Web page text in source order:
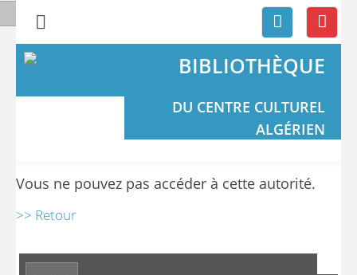
BIBLIOTHÈQUE
DU CENTRE CULTUREL
ALGÉRIEN
Vous ne pouvez pas accéder à cette autorité.
>> Retour